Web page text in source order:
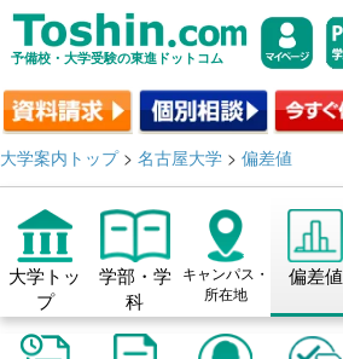
予備校・大学受験の東進ドットコム
大学案内トップ> 名古屋大学 > 偏差値
大学トッ
プ
学部・学
科
キャンパス・
所在地
偏差値